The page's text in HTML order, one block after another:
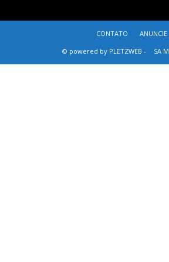
CONTATO
ANUNCIE
© powered by PLETZWEB -
SA